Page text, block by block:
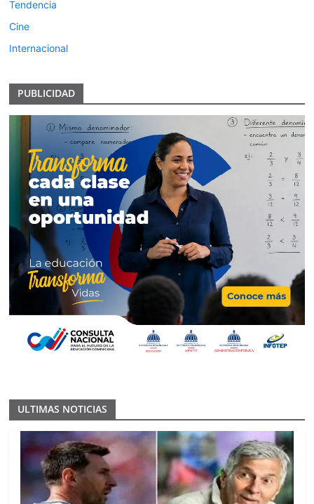
Tendencia
Cine
Internacional
PUBLICIDAD
ULTIMAS NOTICIAS